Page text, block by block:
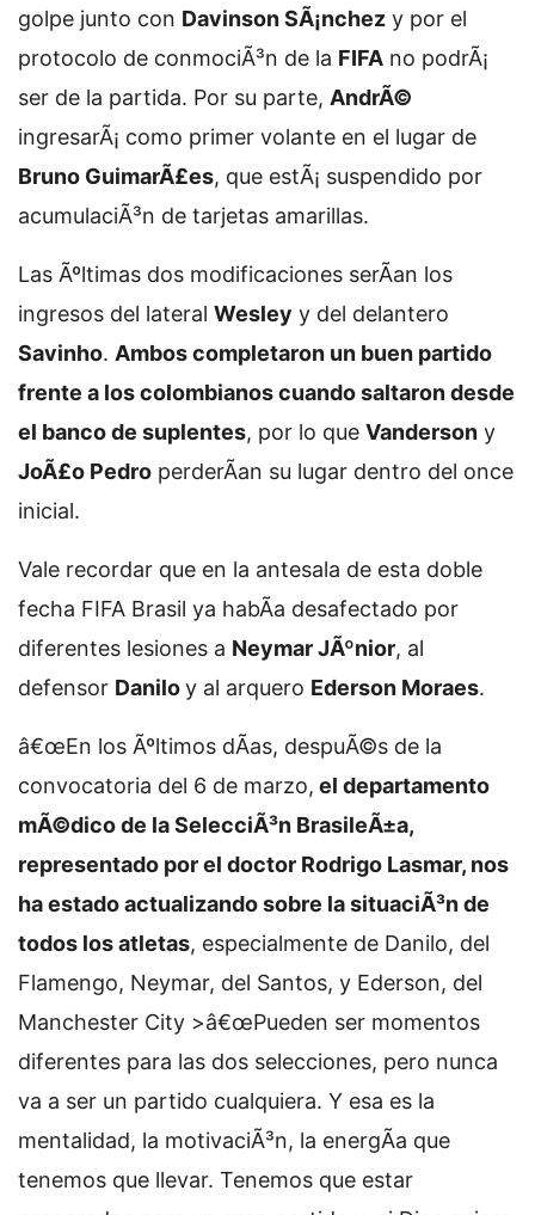
golpe junto con Davinson SÃ¡nchez y por el
protocolo de conmociÃ³n de la FIFA no podrÃ¡
ser de la partida. Por su parte, AndrÃ©
ingresarÃ¡ como primer volante en el lugar de
Bruno GuimarÃ£es, que estÃ¡ suspendido por
acumulaciÃ³n de tarjetas amarillas.
Las Ãºltimas dos modificaciones serÃ­an los
ingresos del lateral Wesley y del delantero
Savinho. Ambos completaron un buen partido
frente a los colombianos cuando saltaron desde
el banco de suplentes, por lo que Vanderson y
JoÃ£o Pedro perderÃ­an su lugar dentro del once
inicial.
Vale recordar que en la antesala de esta doble
fecha FIFA Brasil ya habÃ­a desafectado por
diferentes lesiones a Neymar JÃºnior, al
defensor Daniloy al arquero Ederson Moraes.
â€œEn los Ãºltimos dÃ­as, despuÃ©s de la
convocatoria del 6 de marzo, el departamento
mÃ©dico de la SelecciÃ³n BrasileÃ±a,
representado por el doctor Rodrigo Lasmar, nos
ha estado actualizando sobre la situaciÃ³n de
todos los atletas, especialmente de Danilo, del
Flamengo, Neymar, del Santos, y Ederson, del
Manchester City >â€œPueden ser momentos
diferentes para las dos selecciones, pero nunca
va a ser un partido cualquiera. Y esa es la
mentalidad, la motivaciÃ³n, la energÃ­a que
tenemos que llevar. Tenemos que estar